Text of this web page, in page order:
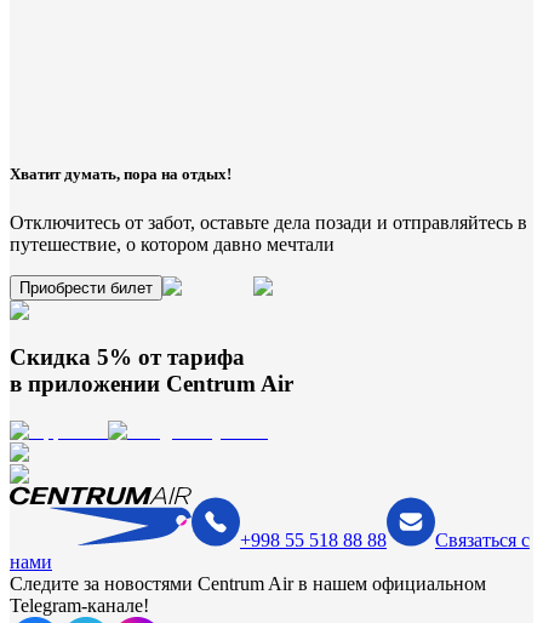
Хватит думать, пора на отдых!
Отключитесь от забот, оставьте дела позади и отправляйтесь в
путешествие, о котором давно мечтали
Приобрести билет
Скидка 5% от тарифа
в приложении Centrum Air
+998 55 518 88 88
Связаться с
нами
Следите за новостями Centrum Air в нашем официальном
Telegram-канале!